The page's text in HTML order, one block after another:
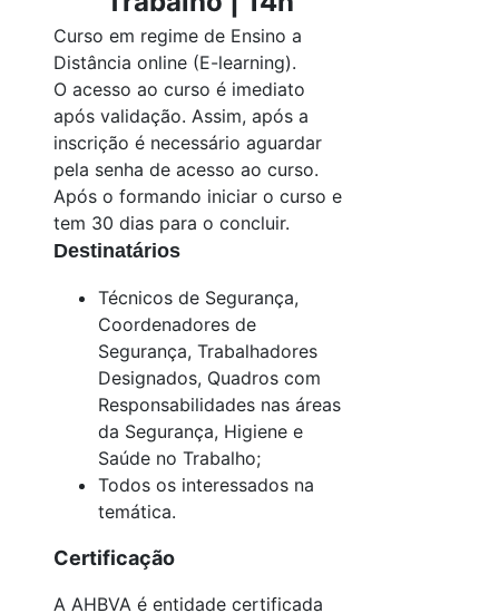
Curso em regime de Ensino a
Distância online (E-learning).
O acesso ao curso é imediato
após validação. Assim, após a
inscrição é necessário aguardar
pela senha de acesso ao curso.
Após o formando iniciar o curso e
tem 30 dias para o concluir.
Destinatários
Técnicos de Segurança,
Coordenadores de
Segurança, Trabalhadores
Designados, Quadros com
Responsabilidades nas áreas
da Segurança, Higiene e
Saúde no Trabalho;
Todos os interessados na
temática.
Certificação
A AHBVA é entidade certificada